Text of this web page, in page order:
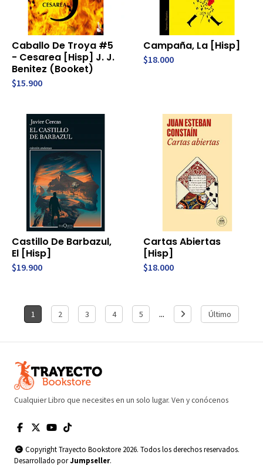
Caballo De Troya #5
- Cesarea [Hisp] J. J.
Benitez (Booket)
$15.900
Campaña, La [Hisp]
$18.000
Castillo De Barbazul,
El [Hisp]
$19.900
Cartas Abiertas
[Hisp]
$18.000
1 2 3 4 5 ... Último
Cualquier Libro que necesites en un solo lugar. Ven y conócenos
Copyright Trayecto Bookstore 2026. Todos los derechos reservados.
Desarrollado porJumpseller.